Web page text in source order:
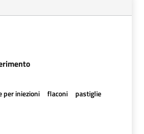
per iniezioni flaconi
pastiglie